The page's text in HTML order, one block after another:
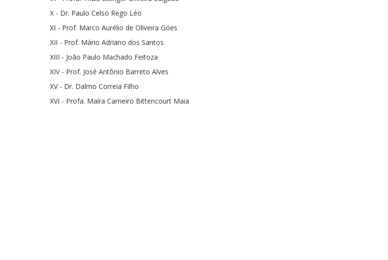
X - Dr. Paulo Celso Rego Léo
XI - Prof. Marco Aurélio de Oliveira Góes
XII - Prof. Mário Adriano dos Santos
XIII - João Paulo Machado Feitoza
XIV - Prof. José Antônio Barreto Alves
XV - Dr. Dalmo Correia Filho
XVI - Profa. Maíra Carneiro Bittencourt Maia